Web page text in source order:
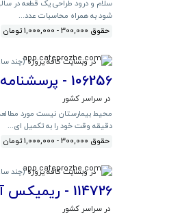
شود به همراه محاسبات عدد...
حقوق 300,000 - 1,000,000 تومان
در وبسایت کافه پروژه (چند
106256 - پرسشنامه /
در سراسر کشور
دقیقه وقت خود را به تکمیل ای...
حقوق 300,000 - 1,000,000 تومان
در وبسایت کافه پروژه (چند
114726 - ریمیکس آهنگ
در سراسر کشور